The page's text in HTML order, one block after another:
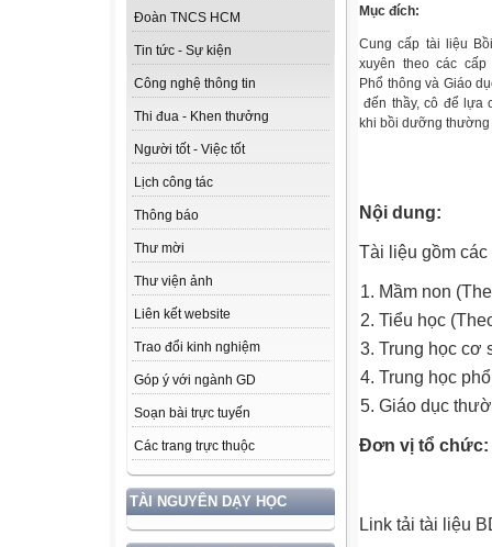
Đoàn TNCS HCM
Tin tức - Sự kiện
Công nghệ thông tin
Thi đua - Khen thưởng
Người tốt - Việc tốt
Lịch công tác
Thông báo
Thư mời
Thư viện ảnh
Liên kết website
Trao đổi kinh nghiệm
Góp ý với ngành GD
Soạn bài trực tuyến
Các trang trực thuộc
TÀI NGUYÊN DẠY HỌC
Mục đích:
Cung cấp tài liệu
xuyên theo các cấp
Phổ thông và Giáo
đến thầy, cô để lựa
khi bồi dưỡng thường
Nội dung:
Tài liệu gồm các
Mầm non
Tiểu học
Trung học cơ
Trung học
Giáo dục
Đơn vị tổ chức:
Link tải tài liệu